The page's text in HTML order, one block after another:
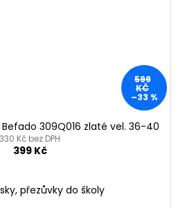
599
KČ
–33 %
309Q016 zlaté vel. 36-40
330 Kč bez DPH
399 Kč
přezůvky do školy